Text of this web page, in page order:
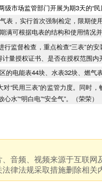
级市场监管部门开展为期3天的“
表，实行首次强制检定，限期
满可根据电表的结构和使用情况
行监督检查，重点检查“三表”
量授权证书、是否在授权范围
的电能表44块、水表32块、燃气
“民用三表”的监管力度。同时
水”“明白电”“安全气”。（荣荣）
音频、视频来源于互联
律法规采取措施删除相关